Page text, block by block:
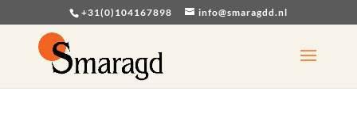
+31(0)104167898 info@smaragdd.nl